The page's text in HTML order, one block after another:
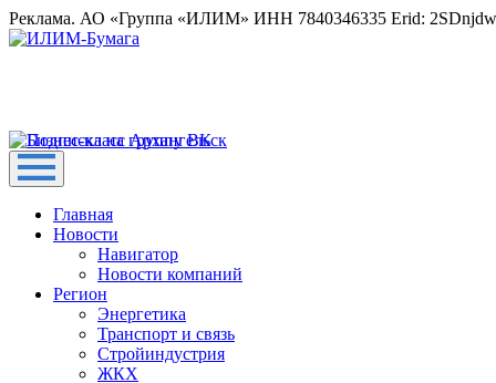
Реклама. АО «Группа «ИЛИМ» ИНН 7840346335 Erid:
Главная
Новости
Навигатор
Новости компаний
Регион
Энергетика
Транспорт и связь
Стройиндустрия
ЖКХ